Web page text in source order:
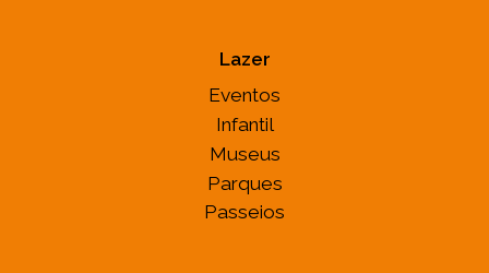
Lazer
Eventos
Infantil
Museus
Parques
Passeios